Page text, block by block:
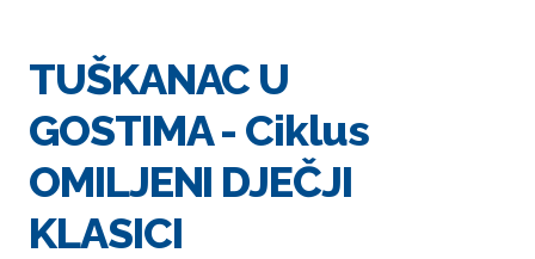
TUŠKANAC U
GOSTIMA - Ciklus
OMILJENI DJEČJI
KLASICI